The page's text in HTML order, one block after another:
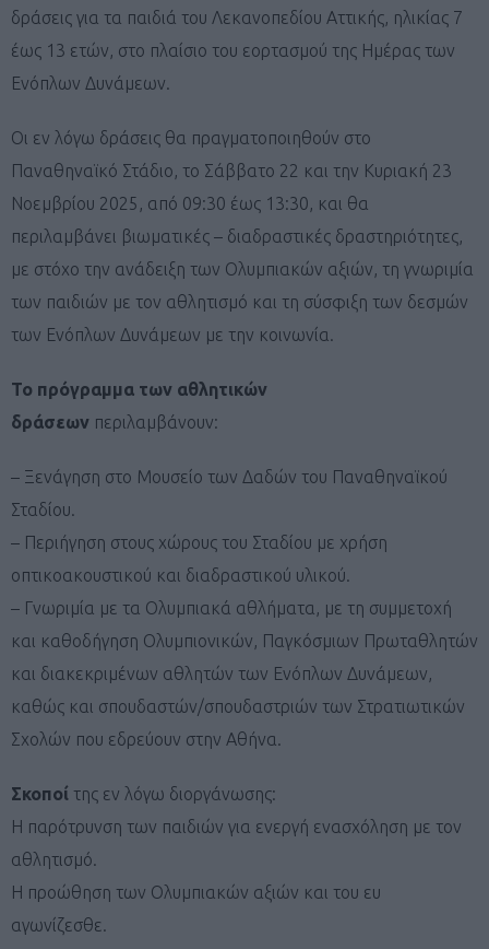
δράσεις για τα παιδιά του Λεκανοπεδίου Αττικής, ηλικίας 7
έως 13 ετών, στο πλαίσιο του εορτασμού της Ημέρας των
Ενόπλων Δυνάμεων.
Οι εν λόγω δράσεις θα πραγματοποιηθούν στο
Παναθηναϊκό Στάδιο, το Σάββατο 22 και την Κυριακή 23
Νοεμβρίου 2025, από 09:30 έως 13:30, και θα
περιλαμβάνει βιωματικές – διαδραστικές δραστηριότητες,
με στόχο την ανάδειξη των Ολυμπιακών αξιών, τη γνωριμία
των παιδιών με τον αθλητισμό και τη σύσφιξη των δεσμών
των Ενόπλων Δυνάμεων με την κοινωνία.
Το πρόγραμμα των αθλητικών
δράσεων περιλαμβάνουν:
– Ξενάγηση στο Μουσείο των Δαδών του Παναθηναϊκού
Σταδίου.
– Περιήγηση στους χώρους του Σταδίου με χρήση
οπτικοακουστικού και διαδραστικού υλικού.
– Γνωριμία με τα Ολυμπιακά αθλήματα, με τη συμμετοχή
και καθοδήγηση Ολυμπιονικών, Παγκόσμιων Πρωταθλητών
και διακεκριμένων αθλητών των Ενόπλων Δυνάμεων,
καθώς και σπουδαστών/σπουδαστριών των Στρατιωτικών
Σχολών που εδρεύουν στην Αθήνα.
Σκοποί της εν λόγω διοργάνωσης:
Η παρότρυνση των παιδιών για ενεργή ενασχόληση με τον
αθλητισμό.
Η προώθηση των Ολυμπιακών αξιών και του ευ
αγωνίζεσθε.